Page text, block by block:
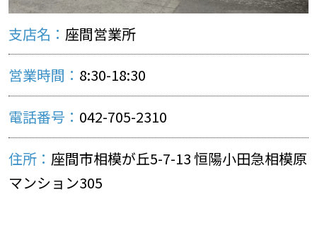
支店名： 座間営業所
営業時間： 8:30-18:30
電話番号： 042-705-2310
住所： 座間市相模が丘5-7-13 恒陽小田急相模原
マンション305